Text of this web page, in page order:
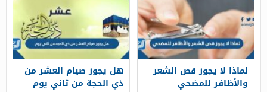
لماذا لا يجوز قص الشعر
والأظافر للمضحي
هل يجوز صيام العشر من
ذي الحجة من ثاني يوم